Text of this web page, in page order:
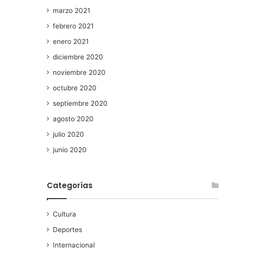
marzo 2021
febrero 2021
enero 2021
diciembre 2020
noviembre 2020
octubre 2020
septiembre 2020
agosto 2020
julio 2020
junio 2020
Categorías
Cultura
Deportes
Internacional